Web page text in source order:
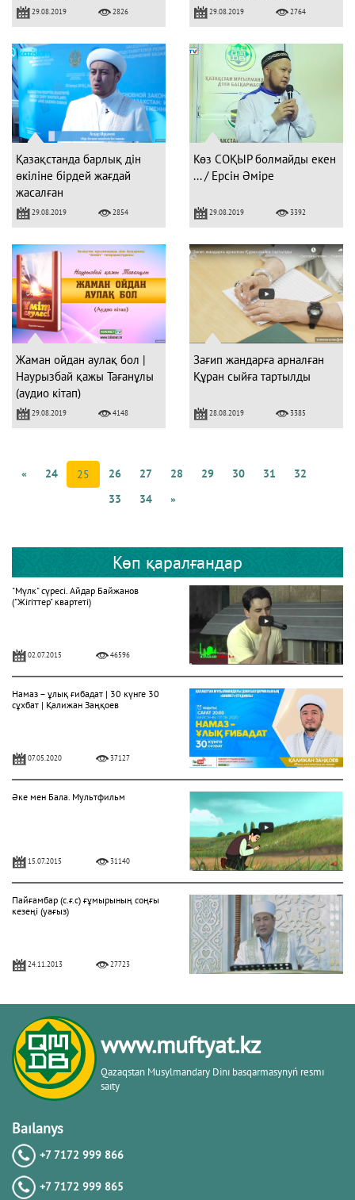
29.08.2019 2826 29.08.2019 2764
Қазақстанда барлық дін
өкіліне бірдей жағдай
жасалған
29.08.2019 2854
Көз СОҚЫР болмайды екен
... / Ерсін Әміре
29.08.2019 3392
Жаман ойдан аулақ бол |
Наурызбай қажы Тағанұлы
(аудио кітап)
29.08.2019 4148
Зағип жандарға арналған
Құран сыйға тартылды
28.08.2019 3385
« 24 25 26 27 28 29 30 31
32
33
34 »
Көп қаралғандар
"Мүлк" сүресі. Айдар Байжанов
("Жігіттер" квартеті)
02.07.2015 46596
Намаз – ұлық ғибадат | 30 күнге 30
сұхбат | Қалижан Заңқоев
07.05.2020 37127
Әке мен Бала. Мультфильм
15.07.2015 31140
Пайғамбар (с.ғ.с) ғұмырының соңғы
кезеңі (уағыз)
24.11.2013 27723
"Фатиха" сүресі
11.04.2016
23.10.2015
www.muftyat.kz
Qazaqstan Musylmandary Dіnı basqarmasynyń resmı
saıty
Baılanys
+7 7172 999 866
+7 7172 999 865